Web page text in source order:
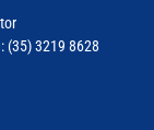
(35) 3219 8628